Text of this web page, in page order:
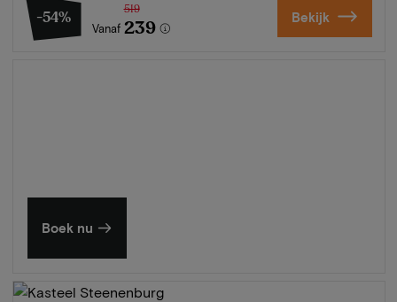
-54%
Vanaf
519
239 Bekijk
Boek nu